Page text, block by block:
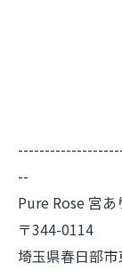
--
Pure Rose 宮
〒344-0114
埼玉県春日部市